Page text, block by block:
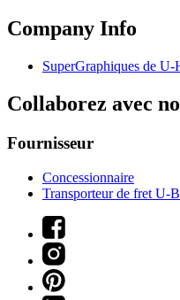
Company Info
SuperGraphiques de U-
Collaborez avec
Fournisseur
Concessionnaire
Transporteur de fret U-